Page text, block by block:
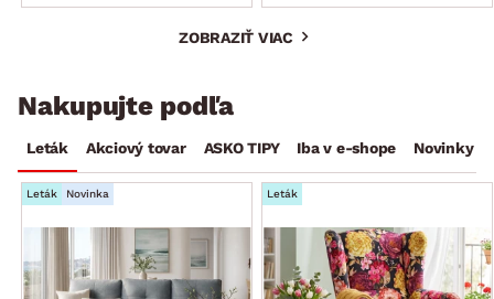
ZOBRAZIŤ VIAC
Nakupujte podľa
Leták Akciový tovar ASKO TIPY Iba v e-shope Novinky
Leták Novinka Leták